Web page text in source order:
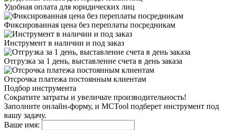
Удобная оплата для юридических лиц
Фиксированная цена без переплаты посредникам
Инструмент в наличии и под заказ
Отгрузка за 1 день, выставление счета в день заказа
Отсрочка платежа постоянным клиентам
Подбор инструмента
Сократите затраты и увеличьте производительность!
Заполните онлайн-форму, и MCTool подберет инструмент под
вашу задачу.
Ваше имя: